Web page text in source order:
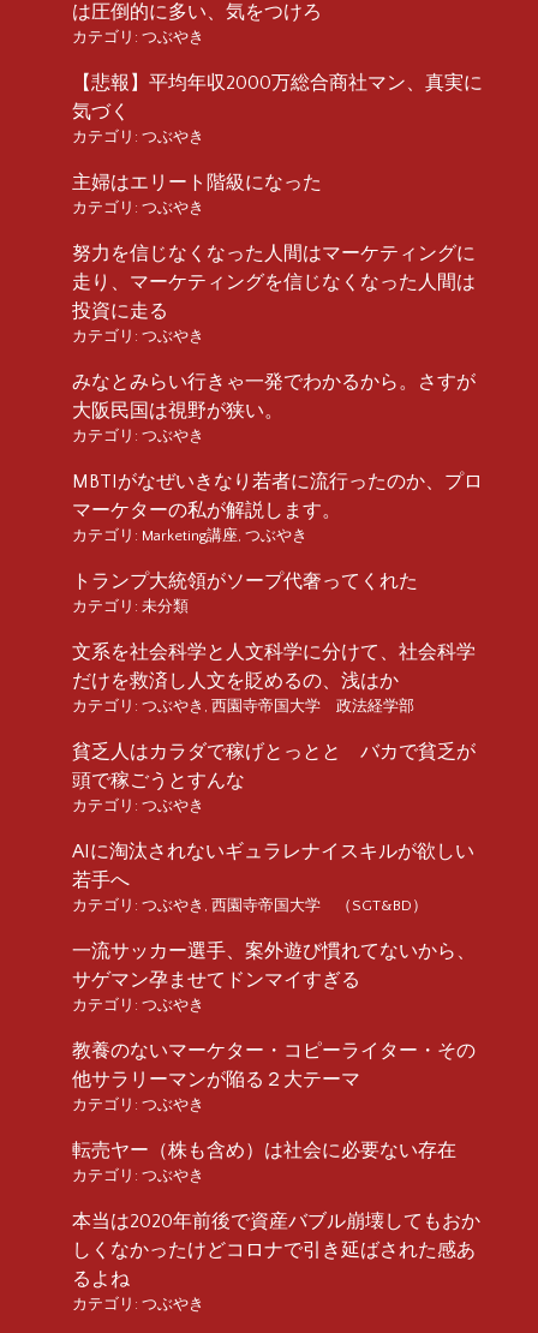
は圧倒的に多い、気をつけろ
カテゴリ: つぶやき
【悲報】平均年収2000万総合商社マン、真実に
気づく
カテゴリ: つぶやき
主婦はエリート階級になった
カテゴリ: つぶやき
努力を信じなくなった人間はマーケティングに
走り、マーケティングを信じなくなった人間は
投資に走る
カテゴリ: つぶやき
みなとみらい行きゃ一発でわかるから。さすが
大阪民国は視野が狭い。
カテゴリ: つぶやき
MBTIがなぜいきなり若者に流行ったのか、プロ
マーケターの私が解説します。
カテゴリ: Marketing講座, つぶやき
トランプ大統領がソープ代奢ってくれた
カテゴリ: 未分類
文系を社会科学と人文科学に分けて、社会科学
だけを救済し人文を貶めるの、浅はか
カテゴリ: つぶやき , 西園寺帝国大学 政法経学部
貧乏人はカラダで稼げとっとと バカで貧乏が
頭で稼ごうとすんな
カテゴリ: つぶやき
AIに淘汰されないギュラレナイスキルが欲しい
若手へ
カテゴリ: つぶやき , 西園寺帝国大学 （SGT&BD）
一流サッカー選手、案外遊び慣れてないから、
サゲマン孕ませてドンマイすぎる
カテゴリ: つぶやき
教養のないマーケター・コピーライター・その
他サラリーマンが陥る２大テーマ
カテゴリ: つぶやき
転売ヤー（株も含め）は社会に必要ない存在
カテゴリ: つぶやき
本当は2020年前後で資産バブル崩壊してもおか
しくなかったけどコロナで引き延ばされた感あ
るよね
カテゴリ: つぶやき